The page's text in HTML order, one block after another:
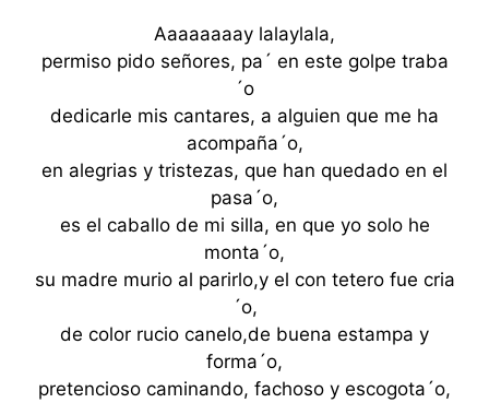
Aaaaaaaay lalaylala,
permiso pido señores, pa´ en este golpe traba
´o
dedicarle mis cantares, a alguien que me ha
acompaña´o,
en alegrias y tristezas, que han quedado en el
pasa´o,
es el caballo de mi silla, en que yo solo he
monta´o,
su madre murio al parirlo,y el con tetero fue cria
´o,
de color rucio canelo,de buena estampa y
forma´o,
pretencioso caminando, fachoso y escogota´o,